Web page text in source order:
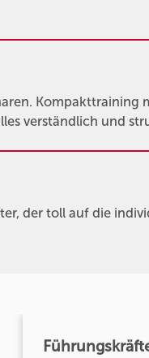
Kompakttraining
verständlich und
der toll auf die